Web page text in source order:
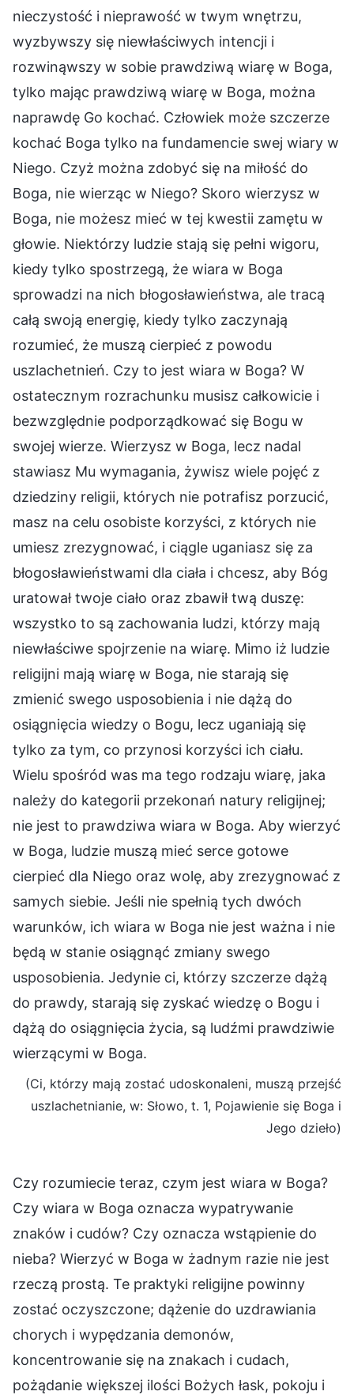
nieczystość i nieprawość w twym wnętrzu,
wyzbywszy się niewłaściwych intencji i
rozwinąwszy w sobie prawdziwą wiarę w Boga,
tylko mając prawdziwą wiarę w Boga, można
naprawdę Go kochać. Człowiek może szczerze
kochać Boga tylko na fundamencie swej wiary w
Niego. Czyż można zdobyć się na miłość do
Boga, nie wierząc w Niego? Skoro wierzysz w
Boga, nie możesz mieć w tej kwestii zamętu w
głowie. Niektórzy ludzie stają się pełni wigoru,
kiedy tylko spostrzegą, że wiara w Boga
sprowadzi na nich błogosławieństwa, ale tracą
całą swoją energię, kiedy tylko zaczynają
rozumieć, że muszą cierpieć z powodu
uszlachetnień. Czy to jest wiara w Boga? W
ostatecznym rozrachunku musisz całkowicie i
bezwzględnie podporządkować się Bogu w
swojej wierze. Wierzysz w Boga, lecz nadal
stawiasz Mu wymagania, żywisz wiele pojęć z
dziedziny religii, których nie potrafisz porzucić,
masz na celu osobiste korzyści, z których nie
umiesz zrezygnować, i ciągle uganiasz się za
błogosławieństwami dla ciała i chcesz, aby Bóg
uratował twoje ciało oraz zbawił twą duszę:
wszystko to są zachowania ludzi, którzy mają
niewłaściwe spojrzenie na wiarę. Mimo iż ludzie
religijni mają wiarę w Boga, nie starają się
zmienić swego usposobienia i nie dążą do
osiągnięcia wiedzy o Bogu, lecz uganiają się
tylko za tym, co przynosi korzyści ich ciału.
Wielu spośród was ma tego rodzaju wiarę, jaka
należy do kategorii przekonań natury religijnej;
nie jest to prawdziwa wiara w Boga. Aby wierzyć
w Boga, ludzie muszą mieć serce gotowe
cierpieć dla Niego oraz wolę, aby zrezygnować z
samych siebie. Jeśli nie spełnią tych dwóch
warunków, ich wiara w Boga nie jest ważna i nie
będą w stanie osiągnąć zmiany swego
usposobienia. Jedynie ci, którzy szczerze dążą
do prawdy, starają się zyskać wiedzę o Bogu i
dążą do osiągnięcia życia, są ludźmi prawdziwie
wierzącymi w Boga.
(Ci, którzy mają zostać udoskonaleni, muszą przejść
uszlachetnianie, w: Słowo, t. 1, Pojawienie się Boga i
Jego dzieło)
Czy rozumiecie teraz, czym jest wiara w Boga?
Czy wiara w Boga oznacza wypatrywanie
znaków i cudów? Czy oznacza wstąpienie do
nieba? Wierzyć w Boga w żadnym razie nie jest
rzeczą prostą. Te praktyki religijne powinny
zostać oczyszczone; dążenie do uzdrawiania
chorych i wypędzania demonów,
koncentrowanie się na znakach i cudach,
pożądanie większej ilości Bożych łask, pokoju i